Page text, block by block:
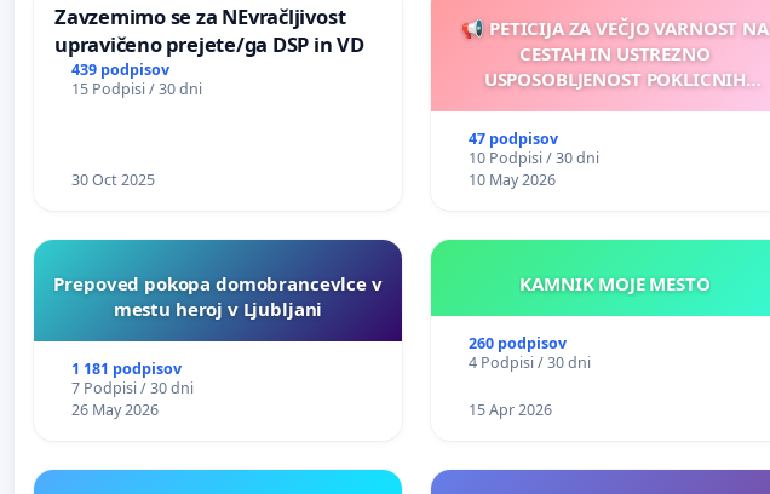
Zavzemimo se za NEvračljivost
upravičeno prejete/ga DSP in VD
439 podpisov
15 Podpisi / 30 dni
30 Oct 2025
📢 PETICIJA ZA VEČJO VARNOST NA
CESTAH IN USTREZNO
USPOSOBLJENOST POKLICNIH
47 podpisov
10 Podpisi / 30 dni
10 May 2026
Prepoved pokopa domobrancevlce v
mestu heroj v Ljubljani
1 181 podpisov
7 Podpisi / 30 dni
26 May 2026
KAMNIK MOJE MESTO
260 podpisov
4 Podpisi / 30 dni
15 Apr 2026